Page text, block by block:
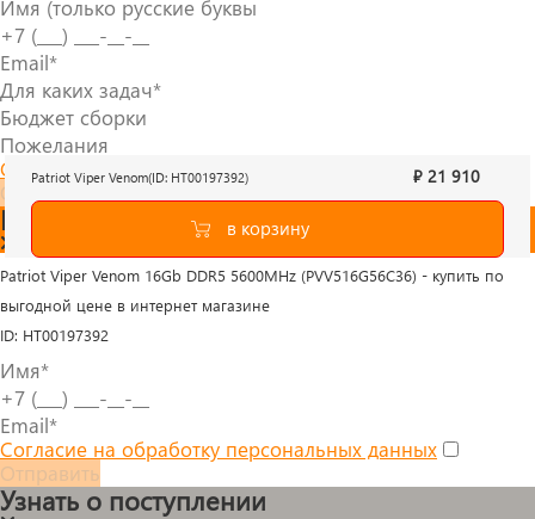
Согласие на обработку персональных данных
Отправить
Быстрый заказ
Patriot Viper Venom 16Gb DDR5 5600MHz (PVV516G56C36) - купить по
выгодной цене в интернет магазине
ID: HT00197392
Согласие на обработку персональных данных
Отправить
Узнать о поступлении
Patriot Viper Venom(ID: HT00197392) ₽ 21 910